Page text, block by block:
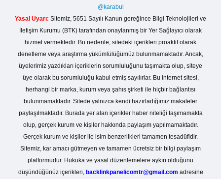
@karabul
Yasal Uyarı: Sitemiz, 5651 Sayılı Kanun gereğince Bilgi Teknolojileri ve
İletişim Kurumu (BTK) tarafından onaylanmış bir Yer Sağlayıcı olarak
hizmet vermektedir. Bu nedenle, sitedeki içerikleri proaktif olarak
denetleme veya araştırma yükümlülüğümüz bulunmamaktadır. Ancak,
üyelerimiz yazdıkları içeriklerin sorumluluğunu taşımakta olup, siteye
üye olarak bu sorumluluğu kabul etmiş sayılırlar. Bu internet sitesi,
herhangi bir marka, kurum veya şahıs şirketi ile hiçbir bağlantısı
bulunmamaktadır. Sitede yalnızca kendi hazırladığımız makaleler
paylaşılmaktadır. Burada yer alan içerikler haber niteliği taşımamakta
olup, gerçek kurum ve kişiler hakkında paylaşım yapılmamaktadır.
Gerçek kurum ve kişiler ile isim benzerlikleri tamamen tesadüfidir.
Sitemiz, kar amacı gütmeyen ve tamamen ücretsiz bir bilgi paylaşım
platformudur. Hukuka ve yasal düzenlemelere aykırı olduğunu
düşündüğünüz içerikleri, backlinkpanelicomtr@gmail.com adresine